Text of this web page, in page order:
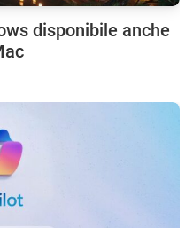
disponibile anche